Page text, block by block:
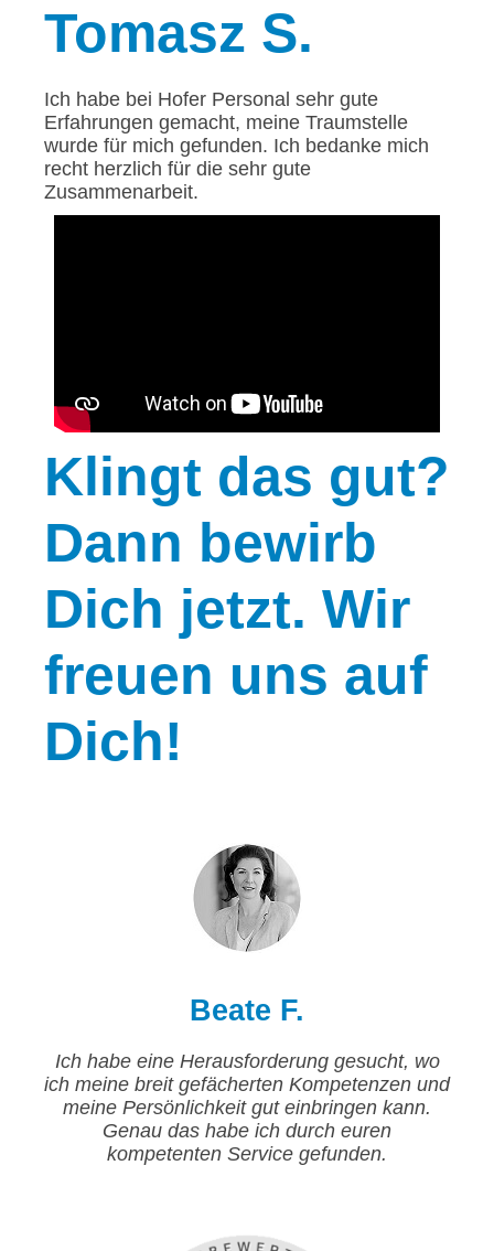
Tomasz S.
Ich habe bei Hofer Personal sehr gute
Erfahrungen gemacht, meine Traumstelle
wurde für mich gefunden. Ich bedanke mich
recht herzlich für die sehr gute
Zusammenarbeit.
Klingt das gut?
Dann bewirb
Dich jetzt. Wir
freuen uns auf
Dich!
Beate F.
Ich habe eine Herausforderung gesucht, wo
ich meine breit gefächerten Kompetenzen und
meine Persönlichkeit gut einbringen kann.
Genau das habe ich durch euren
kompetenten Service gefunden.